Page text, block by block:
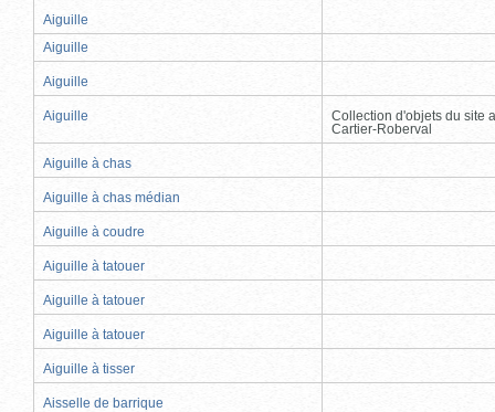
Aiguille
Aiguille
Aiguille
Aiguille
Collection d'objets du site
Cartier-Roberval
Aiguille à chas
Aiguille à chas médian
Aiguille à coudre
Aiguille à tatouer
Aiguille à tatouer
Aiguille à tatouer
Aiguille à tisser
Aisselle de barrique